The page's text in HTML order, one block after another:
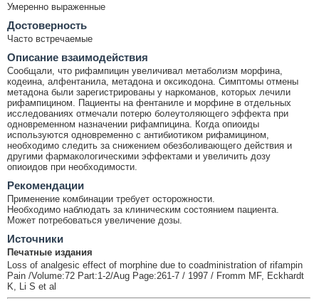
Умеренно выраженные
Достоверность
Часто встречаемые
Описание взаимодействия
Сообщали, что рифампицин увеличивал метаболизм морфина,
кодеина, алфентанила, метадона и оксикодона. Симптомы отмены
метадона были зарегистрированы у наркоманов, которых лечили
рифампицином. Пациенты на фентаниле и морфине в отдельных
исследованиях отмечали потерю болеутоляющего эффекта при
одновременном назначении рифампицина. Когда опиоиды
используются одновременно с антибиотиком рифамицином,
необходимо следить за снижением обезболивающего действия и
другими фармакологическими эффектами и увеличить дозу
опиоидов при необходимости.
Рекомендации
Применение комбинации требует осторожности.
Необходимо наблюдать за клиническим состоянием пациента.
Может потребоваться увеличение дозы.
Источники
Печатные издания
Loss of analgesic effect of morphine due to coadministration of rifampin
Pain /Volume:72 Part:1-2/Aug Page:261-7 / 1997 / Fromm MF, Eckhardt
K, Li S et al